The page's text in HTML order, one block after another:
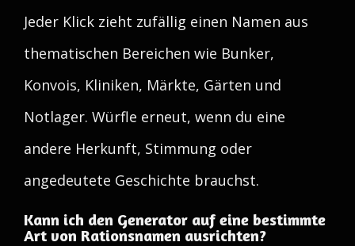
Jeder Klick zieht zufällig einen Namen aus
thematischen Bereichen wie Bunker,
Konvois, Kliniken, Märkte, Gärten und
Notlager. Würfle erneut, wenn du eine
andere Herkunft, Stimmung oder
angedeutete Geschichte brauchst.
Kann ich den Generator auf eine bestimmte
Art von Rationsnamen ausrichten?